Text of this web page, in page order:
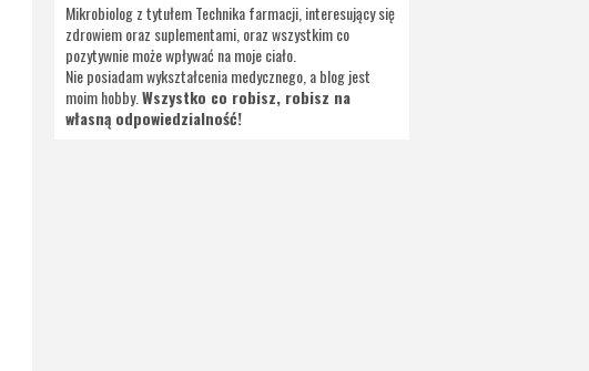
Mikrobiolog z tytułem Technika farmacji, interesujący się
zdrowiem oraz suplementami, oraz wszystkim co
pozytywnie może wpływać na moje ciało.
Nie posiadam wykształcenia medycznego, a blog jest
moim hobby. Wszystko co robisz, robisz na
własną odpowiedzialność!